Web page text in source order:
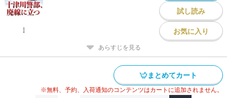
試し読み
お気に入り
あらすじを見る
まとめてカート
※無料、予約、入荷通知のコンテンツはカートに追加されません。